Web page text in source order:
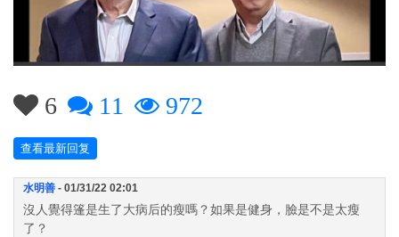
6 11 972
查看最新回复
水明善 - 01/31/22 02:01
沒人覺得篷是生了大病后的瘦嗎？如果是健身，臉是不是太瘦
了？